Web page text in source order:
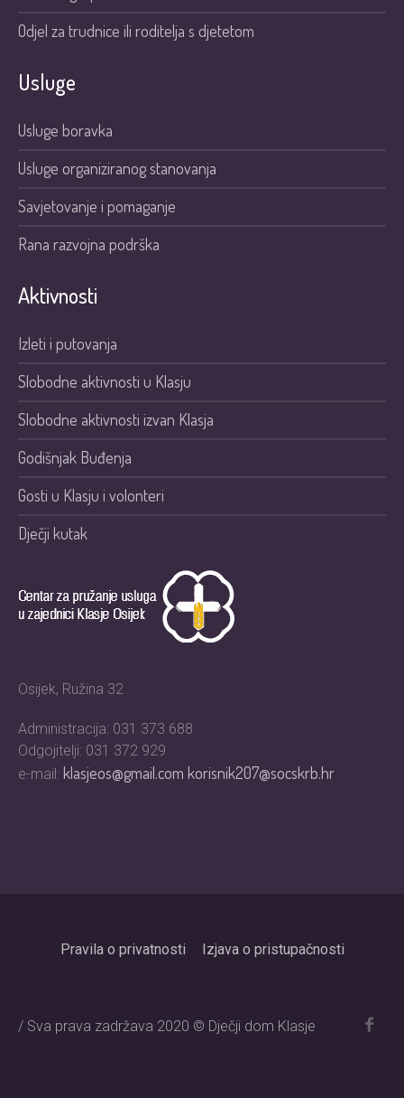
Odjel za trudnice ili roditelja s djetetom
Usluge
Usluge boravka
Usluge organiziranog stanovanja
Savjetovanje i pomaganje
Rana razvojna podrška
Aktivnosti
Izleti i putovanja
Slobodne aktivnosti u Klasju
Slobodne aktivnosti izvan Klasja
Godišnjak Buđenja
Gosti u Klasju i volonteri
Dječji kutak
Osijek, Ružina 32
Administracija: 031 373 688
Odgojitelji: 031 372 929
e-mail: klasjeos@gmail.comkorisnik207@socskrb.hr
Pravila o privatnosti Izjava o pristupačnosti
/ Sva prava zadržava 2020 © Dječji dom Klasje